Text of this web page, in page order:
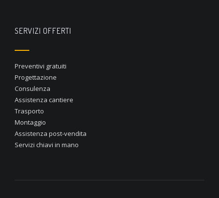
SERVIZI OFFERTI
Preventivi gratuiti
Progettazione
Consulenza
Assistenza cantiere
Trasporto
Montaggio
Assistenza post-vendita
Servizi chiavi in mano